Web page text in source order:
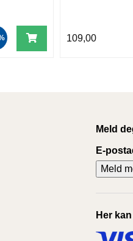
109,00
Meld
E-
Her